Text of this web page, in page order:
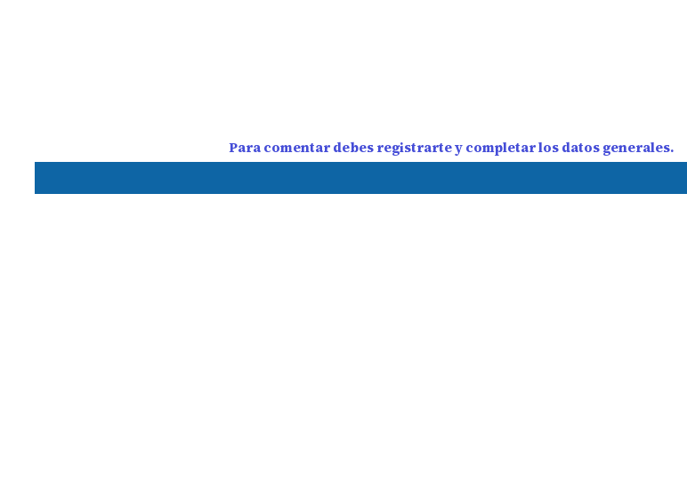
Para comentar debes registrarte y completar los datos generales.